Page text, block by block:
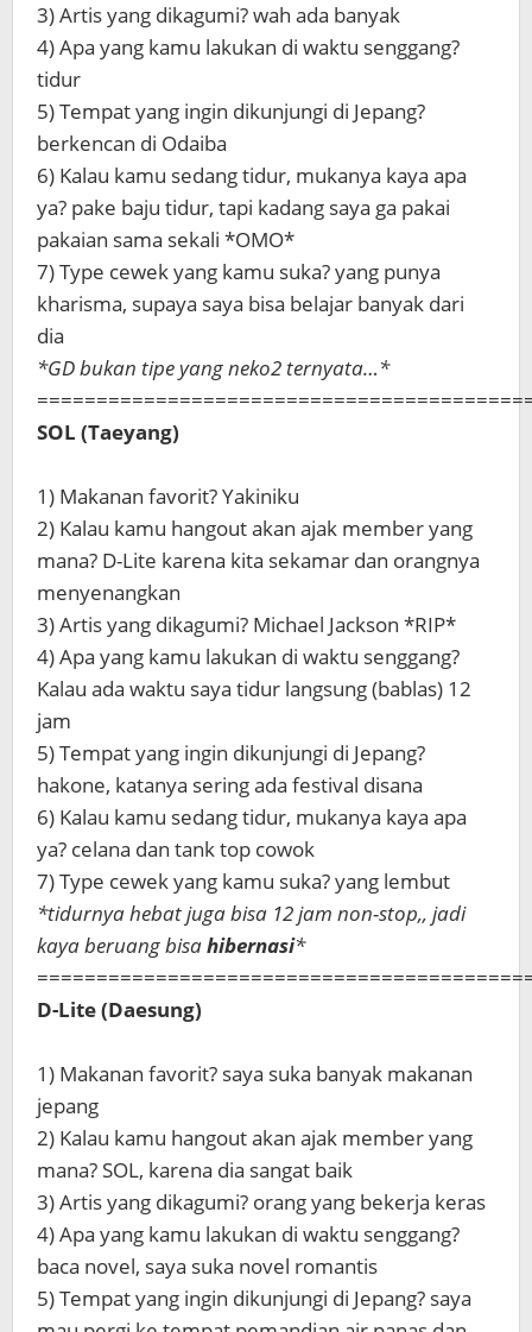
3) Artis yang dikagumi? wah ada banyak
4) Apa yang kamu lakukan di waktu senggang?
tidur
5) Tempat yang ingin dikunjungi di Jepang?
berkencan di Odaiba
6) Kalau kamu sedang tidur, mukanya kaya apa
ya? pake baju tidur, tapi kadang saya ga pakai
pakaian sama sekali *OMO*
7) Type cewek yang kamu suka? yang punya
kharisma, supaya saya bisa belajar banyak dari
dia
*GD bukan tipe yang neko2 ternyata…*
SOL (Taeyang)
1) Makanan favorit? Yakiniku
2) Kalau kamu hangout akan ajak member yang
mana? D-Lite karena kita sekamar dan orangnya
menyenangkan
3) Artis yang dikagumi? Michael Jackson *RIP*
4) Apa yang kamu lakukan di waktu senggang?
Kalau ada waktu saya tidur langsung (bablas) 12
jam
5) Tempat yang ingin dikunjungi di Jepang?
hakone, katanya sering ada festival disana
6) Kalau kamu sedang tidur, mukanya kaya apa
ya? celana dan tank top cowok
7) Type cewek yang kamu suka? yang lembut
*tidurnya hebat juga bisa 12 jam non-stop,, jadi
kaya beruang bisahibernasi*
D-Lite (Daesung)
1) Makanan favorit? saya suka banyak makanan
jepang
2) Kalau kamu hangout akan ajak member yang
mana? SOL, karena dia sangat baik
3) Artis yang dikagumi? orang yang bekerja keras
4) Apa yang kamu lakukan di waktu senggang?
baca novel, saya suka novel romantis
5) Tempat yang ingin dikunjungi di Jepang? saya